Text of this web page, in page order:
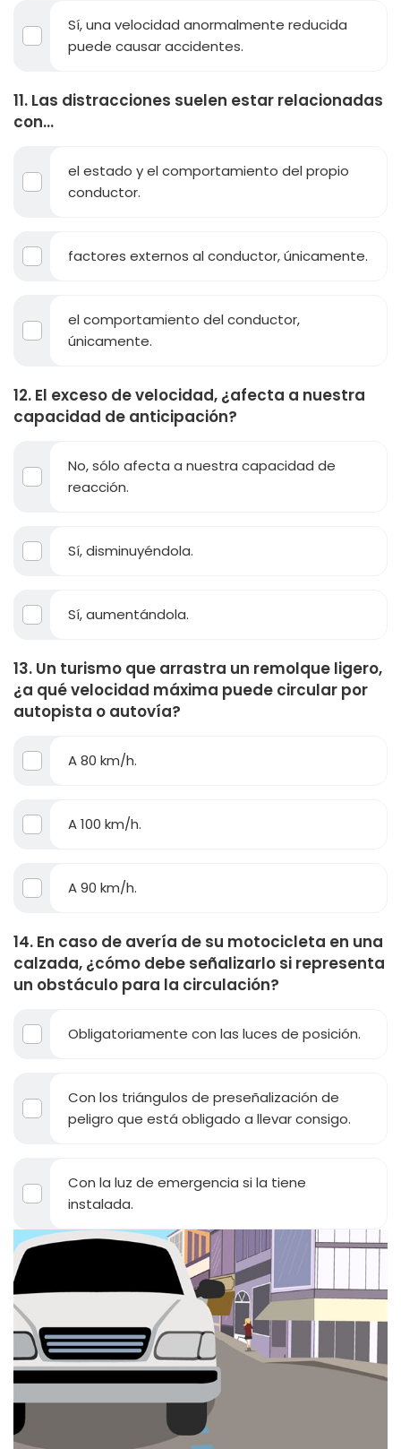
Sí, una velocidad anormalmente reducida
puede causar accidentes.
11. Las distracciones suelen estar relacionadas
con...
el estado y el comportamiento del propio
conductor.
factores externos al conductor, únicamente.
el comportamiento del conductor,
únicamente.
12. El exceso de velocidad, ¿afecta a nuestra
capacidad de anticipación?
No, sólo afecta a nuestra capacidad de
reacción.
Sí, disminuyéndola.
Sí, aumentándola.
13. Un turismo que arrastra un remolque ligero,
¿a qué velocidad máxima puede circular por
autopista o autovía?
A 80 km/h.
A 100 km/h.
A 90 km/h.
14. En caso de avería de su motocicleta en una
calzada, ¿cómo debe señalizarlo si representa
un obstáculo para la circulación?
Obligatoriamente con las luces de posición.
Con los triángulos de preseñalización de
peligro que está obligado a llevar consigo.
Con la luz de emergencia si la tiene
instalada.